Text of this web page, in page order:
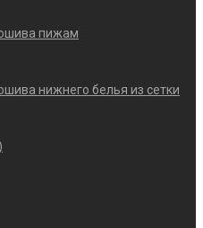
пижам
нижнего белья из сетки